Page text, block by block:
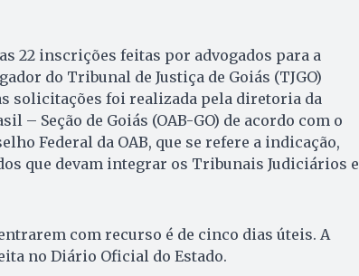
22 inscrições feitas por advogados para a
do Tribunal de Justiça de Goiás (TJGO)
solicitações foi realizada pela diretoria da
– Seção de Goiás (OAB-GO) de acordo com o
Federal da OAB, que se refere a indicação,
que devam integrar os Tribunais Judiciários e
com recurso é de cinco dias úteis. A
no Diário Oficial do Estado.